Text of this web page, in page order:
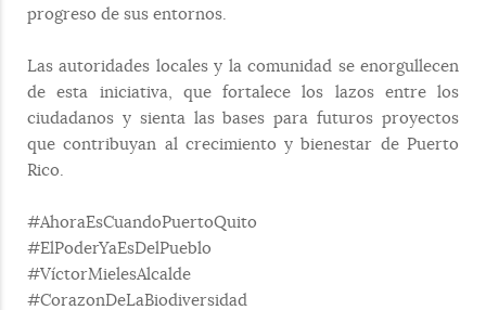
progreso de sus entornos.
Las autoridades locales y la comunidad se enorgullecen
de esta iniciativa, que fortalece los lazos entre los
ciudadanos y sienta las bases para futuros proyectos
que contribuyan al crecimiento y bienestar de Puerto
Rico.
#AhoraEsCuandoPuertoQuito
#ElPoderYaEsDelPueblo
#VíctorMielesAlcalde
#CorazonDeLaBiodiversidad